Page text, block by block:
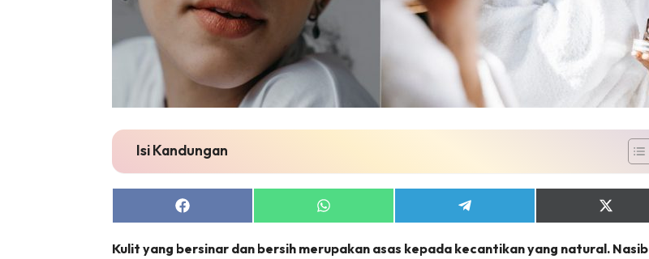
Isi Kandungan
Share
on
Share
on
Share
on
Share
on
(Twitter)
Kulit yang bersinar dan bersih merupakan asas kepada kecantikan yang natural. Nasib